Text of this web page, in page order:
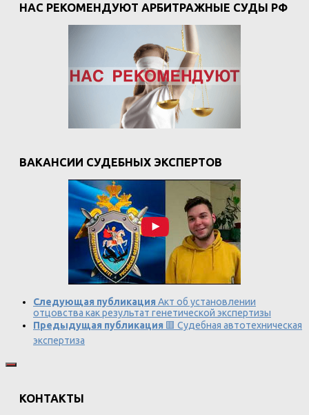
НАС РЕКОМЕНДУЮТ АРБИТРАЖНЫЕ СУДЫ РФ
ВАКАНСИИ СУДЕБНЫХ ЭКСПЕРТОВ
Следующая публикация Акт об установлении
отцовства как результат генетической экспертизы
Предыдущая публикация 🟥 Судебная автотехническая
экспертиза
КОНТАКТЫ